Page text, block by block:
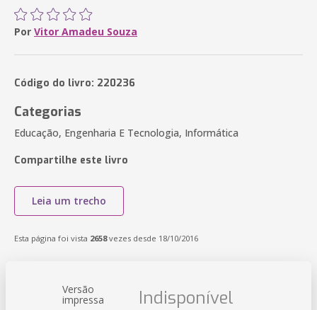
Por Vitor Amadeu Souza
Código do livro: 220236
Categorias
Educação, Engenharia E Tecnologia, Informática
Compartilhe este livro
Leia um trecho
Esta página foi vista 2658vezes desde 18/10/2016
Versão
impressa Indisponível